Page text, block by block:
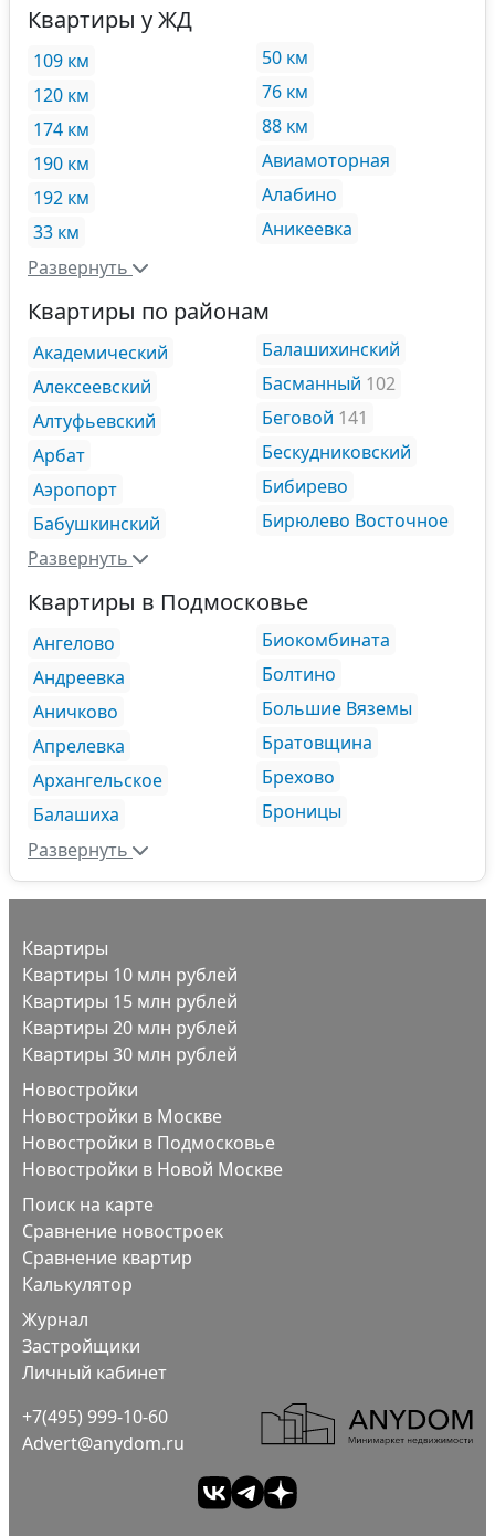
Квартиры у ЖД
109 км
120 км
174 км
190 км
192 км
33 км
50 км
76 км
88 км
Авиамоторная
Алабино
Аникеевка
Развернуть
Квартиры по районам
Академический
Алексеевский
Алтуфьевский
Арбат
Аэропорт
Бабушкинский
Балашихинский
Басманный 102
Беговой 141
Бескудниковский
Бибирево
Бирюлево Восточное
Развернуть
Квартиры в Подмосковье
Ангелово
Андреевка
Аничково
Апрелевка
Архангельское
Балашиха
Биокомбината
Болтино
Большие Вяземы
Братовщина
Брехово
Броницы
Развернуть
Квартиры
Квартиры 10 млн рублей
Квартиры 15 млн рублей
Квартиры 20 млн рублей
Квартиры 30 млн рублей
Новостройки
Новостройки в Москве
Новостройки в Подмосковье
Новостройки в Новой Москве
Поиск на карте
Сравнение новостроек
Сравнение квартир
Калькулятор
Журнал
Застройщики
Личный кабинет
+7(495) 999-10-60
Advert@anydom.ru